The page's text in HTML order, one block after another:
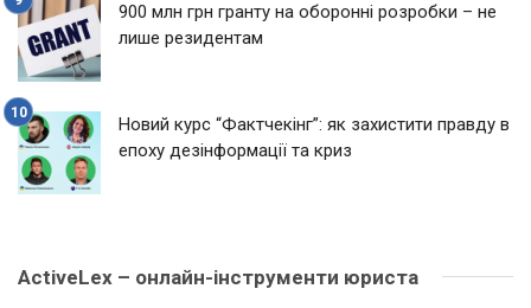
900 млн грн гранту на оборонні розробки – не
лише резидентам
Новий курс “Фактчекінг”: як захистити правду в
епоху дезінформації та криз
ActiveLex – онлайн-інструменти юриста